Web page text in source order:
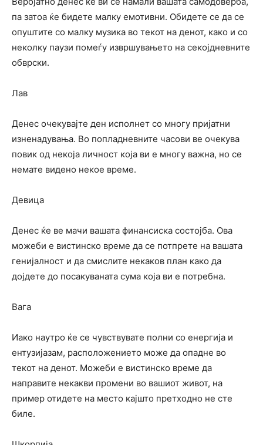
па затоа ќе бидете малку емотивни. Обидете се да се
опуштите со малку музика во текот на денот, како и со
неколку паузи помеѓу извршувањето на секојдневните
обврски.
Лав
Денес очекувајте ден исполнет со многу пријатни
изненадувања. Во попладневните часови ве очекува
повик од некоја личност која ви е многу важна, но се
немате видено некое време.
Девица
Денес ќе ве мачи вашата финансиска состојба. Ова
можеби е вистинско време да се потпрете на вашата
генијалност и да смислите некаков план како да
дојдете до посакуваната сума која ви е потребна.
Вага
Иако наутро ќе се чувствувате полни со енергија и
ентузијазам, расположението може да опадне во
текот на денот. Можеби е вистинско време да
направите некакви промени во вашиот живот, на
пример отидете на место кајшто претходно не сте
биле.